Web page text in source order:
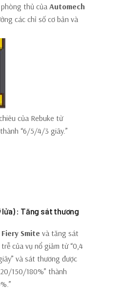
thủ của Automech
các chỉ số cơ bản và
của Rebuke từ
“6/5/4/3 giây.”
: Tăng sát thương
Fiery Smite và tăng sát
của vụ nổ giảm từ “0,4
và sát thương được
150/180%” thành